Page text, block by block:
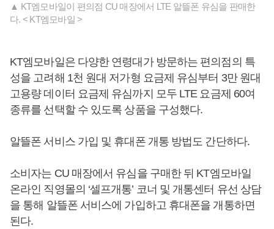
▲ KT엠모바일이 편의점 CU 매장에서 LTE 알뜰폰 유심을 판매한
다. < KT엠모바일 >
KT엠모바일은 다양한 연령대가 방문하는 편의점의 특
성을 고려해 1천 원대 저가형 요금제 유심부터 3만 원대
고용량 데이터 요금제 유심까지 모두 LTE 요금제 60여
종류를 선택할 수 있도록 상품을 구성했다.
알뜰폰 서비스 가입 및 휴대폰 개통 방법도 간단하다.
소비자는 CU 매장에서 유심을 구매한 뒤 KT엠모바일
온라인 직영몰의 ‘셀프개통’ 코너 및 개통센터 유선 상담
을 통해 알뜰폰 서비스에 가입하고 휴대폰을 개통하면
된다.